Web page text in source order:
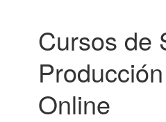
Cursos de
Online